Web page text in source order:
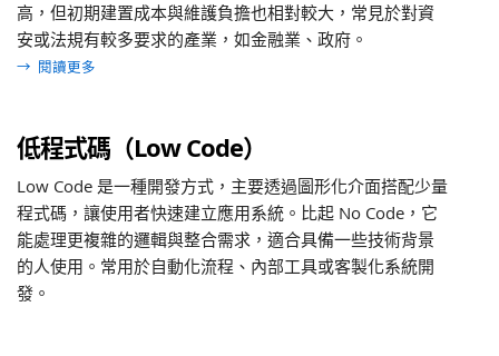
高，但初期建置成本與維護負擔也相對較大，常見於對資
安或法規有較多要求的產業，如金融業、政府。
→ 閱讀更多
低程式碼（Low Code）
Low Code 是一種開發方式，主要透過圖形化介面搭配少量
程式碼，讓使用者快速建立應用系統。比起 No Code，它
能處理更複雜的邏輯與整合需求，適合具備一些技術背景
的人使用。常用於自動化流程、內部工具或客製化系統開
發。